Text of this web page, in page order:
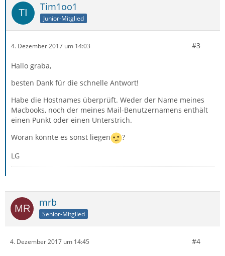
Tim1oo1
Junior-Mitglied
4. Dezember 2017 um 14:03 #3
Hallo graba,
besten Dank für die schnelle Antwort!
Habe die Hostnames überprüft. Weder der Name meines
Macbooks, noch der meines Mail-Benutzernamens enthält
einen Punkt oder einen Unterstrich.
Woran könnte es sonst liegen
?
LG
mrb
Senior-Mitglied
4. Dezember 2017 um 14:45 #4